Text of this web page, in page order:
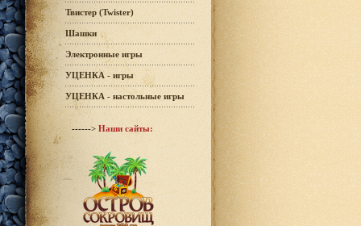
Твистер (Twister)
Шашки
Электронные игры
УЦЕНКА - игры
УЦЕНКА - настольные игры
------> Наши сайты: